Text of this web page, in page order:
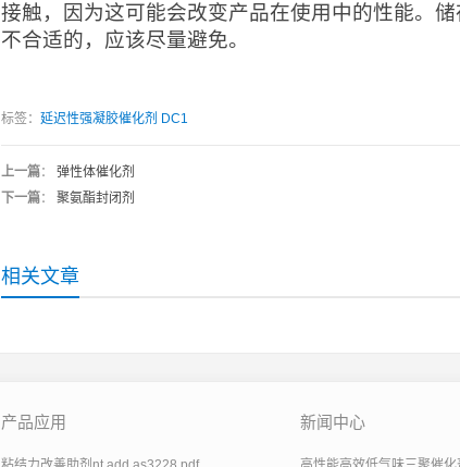
接触，因为这可能会改变产品在使用中的性能。
不合适的，应该尽量避免。
标签： 延迟性强凝胶催化剂 DC1
上一篇： 弹性体催化剂
下一篇： 聚氨酯封闭剂
相关文章
产品应用 新闻中心